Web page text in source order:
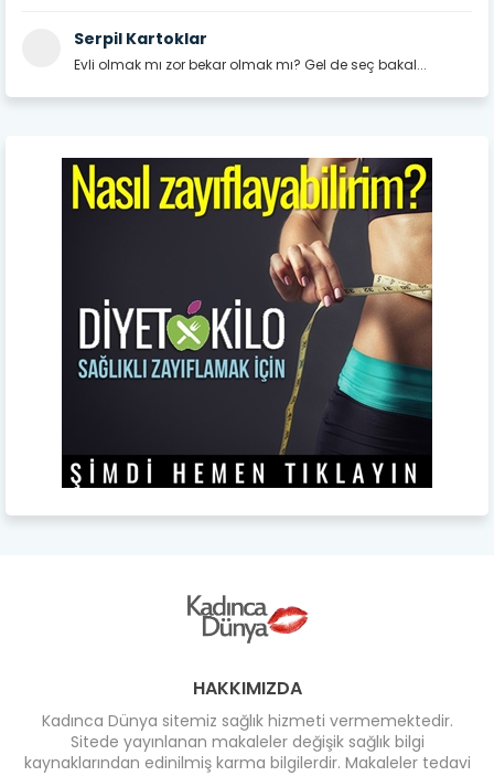
Serpil Kartoklar
Evli olmak mı zor bekar olmak mı? Gel de seç bakal...
HAKKIMIZDA
Kadınca Dünya sitemiz sağlık hizmeti vermemektedir.
Sitede yayınlanan makaleler değişik sağlık bilgi
kaynaklarından edinilmiş karma bilgilerdir. Makaleler tedavi